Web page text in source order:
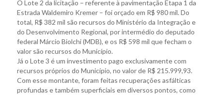
O Lote 2 da licitação – referente à pavimentação Etapa 1 da
Estrada Waldemiro Kremer – foi orçado em R$ 980 mil. Do
total, R$ 382 mil são recursos do Ministério da Integração e
do Desenvolvimento Regional, por intermédio do deputado
federal Márcio Biolchi (MDB), e os R$ 598 mil que fecham o
valor são recursos do Município.
Já o Lote 3 é um investimento pago exclusivamente com
recursos próprios do Município, no valor de R$ 215.999,93.
Com esse montante, foram feitas recuperações asfálticas
profundas e também superficiais em diversos pontos, como